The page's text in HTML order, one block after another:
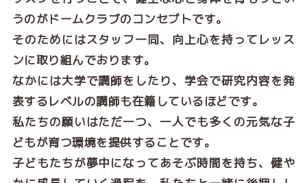
うのがドームクラブのコンセプトです。
そのためにはスタッフ一同、向上心を持ってレッス
ンに取り組んでおります。
なかには大学で講師をしたり、学会で研究内容を発
表するレベルの講師も在籍しているほどです。
私たちの願いはただ一つ、一人でも多くの元気な子
どもが育つ環境を提供することです。
子どもたちが夢中になってあそぶ時間を持ち、健や